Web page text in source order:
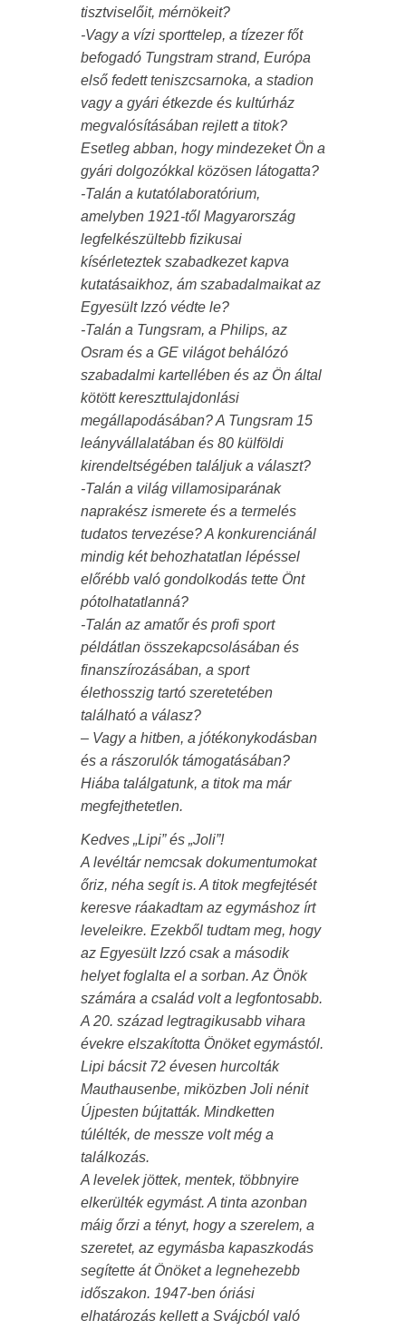
tisztviselőit, mérnökeit?
-Vagy a vízi sporttelep, a tízezer főt
befogadó Tungstram strand, Európa
első fedett teniszcsarnoka, a stadion
vagy a gyári étkezde és kultúrház
megvalósításában rejlett a titok?
Esetleg abban, hogy mindezeket Ön a
gyári dolgozókkal közösen látogatta?
-Talán a kutatólaboratórium,
amelyben 1921-től Magyarország
legfelkészültebb fizikusai
kísérleteztek szabadkezet kapva
kutatásaikhoz, ám szabadalmaikat az
Egyesült Izzó védte le?
-Talán a Tungsram, a Philips, az
Osram és a GE világot behálózó
szabadalmi kartellében és az Ön által
kötött kereszttulajdonlási
megállapodásában? A Tungsram 15
leányvállalatában és 80 külföldi
kirendeltségében találjuk a választ?
-Talán a világ villamosiparának
naprakész ismerete és a termelés
tudatos tervezése? A konkurenciánál
mindig két behozhatatlan lépéssel
előrébb való gondolkodás tette Önt
pótolhatatlanná?
-Talán az amatőr és profi sport
példátlan összekapcsolásában és
finanszírozásában, a sport
élethosszig tartó szeretetében
található a válasz?
– Vagy a hitben, a jótékonykodásban
és a rászorulók támogatásában?
Hiába találgatunk, a titok ma már
megfejthetetlen.
Kedves „Lipi” és „Joli”!
A levéltár nemcsak dokumentumokat
őriz, néha segít is. A titok megfejtését
keresve ráakadtam az egymáshoz írt
leveleikre. Ezekből tudtam meg, hogy
az Egyesült Izzó csak a második
helyet foglalta el a sorban. Az Önök
számára a család volt a legfontosabb.
A 20. század legtragikusabb vihara
évekre elszakította Önöket egymástól.
Lipi bácsit 72 évesen hurcolták
Mauthausenbe, miközben Joli nénit
Újpesten bújtatták. Mindketten
túlélték, de messze volt még a
találkozás.
A levelek jöttek, mentek, többnyire
elkerülték egymást. A tinta azonban
máig őrzi a tényt, hogy a szerelem, a
szeretet, az egymásba kapaszkodás
segítette át Önöket a legnehezebb
időszakon. 1947-ben óriási
elhatározás kellett a Svájcból való